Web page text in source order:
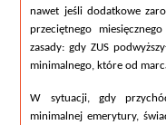
nawet jeśli dodatkowe
przeciętnego
zasady: gdy ZUS
minimalnego, które od
W sytuacji, gdy
minimalnej emerytury,